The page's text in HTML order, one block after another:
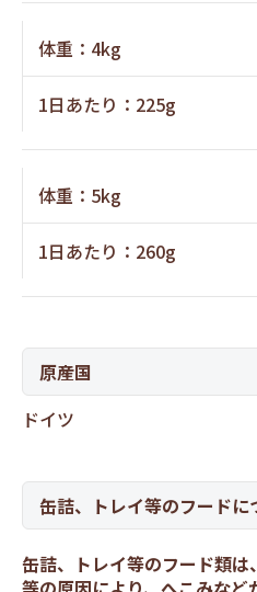
体重：4kg
1日あたり：225g
体重：5kg
1日あたり：260g
原産国
ドイツ
缶詰、トレイ等のフードに
缶詰、トレイ等のフード類